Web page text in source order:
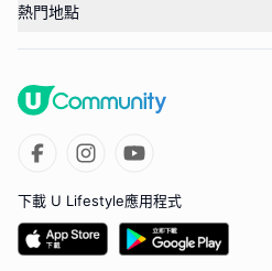
熱門地點
下載 U Lifestyle應用程式